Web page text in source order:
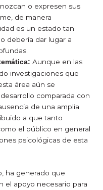
o expresen sus
de manera
es un estado tan
debería dar lugar a
Aunque en las
investigaciones que
área aún se
comparada con
de una amplia
a que tanto
el público en general
psicológicas de esta
ha generado que
el apoyo necesario para